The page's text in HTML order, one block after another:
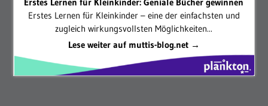
Erstes Lernen für Kleinkinder – eine der einfachsten und
zugleich wirkungsvollsten Möglichkeiten...
Lese weiter auf muttis-blog.net →